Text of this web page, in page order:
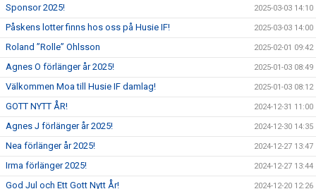
Sponsor 2025! 2025-03-03 14:10
Påskens lotter finns hos oss på Husie IF! 2025-03-03 14:00
Roland ”Rolle” Ohlsson 2025-02-01 09:42
Agnes O förlänger år 2025! 2025-01-03 08:49
Välkommen Moa till Husie IF damlag! 2025-01-03 08:12
GOTT NYTT ÅR! 2024-12-31 11:00
Agnes J förlänger år 2025! 2024-12-30 14:35
Nea förlänger år 2025! 2024-12-27 13:47
Irma förlänger 2025! 2024-12-27 13:44
God Jul och Ett Gott Nytt År! 2024-12-20 12:26